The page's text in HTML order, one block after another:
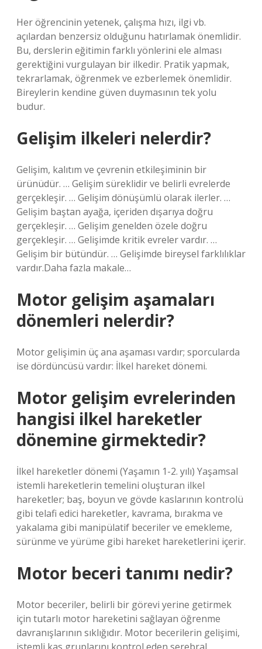
Her öğrencinin yetenek, çalışma hızı, ilgi vb.
açılardan benzersiz olduğunu hatırlamak önemlidir.
Bu, derslerin eğitimin farklı yönlerini ele alması
gerektiğini vurgulayan bir ilkedir. Pratik yapmak,
tekrarlamak, öğrenmek ve ezberlemek önemlidir.
Bireylerin kendine güven duymasının tek yolu
budur.
Gelişim ilkeleri nelerdir?
Gelişim, kalıtım ve çevrenin etkileşiminin bir
ürünüdür. … Gelişim süreklidir ve belirli evrelerde
gerçekleşir. … Gelişim dönüşümlü olarak ilerler. …
Gelişim baştan ayağa, içeriden dışarıya doğru
gerçekleşir. … Gelişim genelden özele doğru
gerçekleşir. … Gelişimde kritik evreler vardır. …
Gelişim bir bütündür. … Gelişimde bireysel farklılıklar
vardır.Daha fazla makale…
Motor gelişim aşamaları
dönemleri nelerdir?
Motor gelişimin üç ana aşaması vardır; sporcularda
ise dördüncüsü vardır: İlkel hareket dönemi.
Motor gelişim evrelerinden
hangisi ilkel hareketler
dönemine girmektedir?
İlkel hareketler dönemi (Yaşamın 1-2. yılı) Yaşamsal
istemli hareketlerin temelini oluşturan ilkel
hareketler; baş, boyun ve gövde kaslarının kontrolü
gibi telafi edici hareketler, kavrama, bırakma ve
yakalama gibi manipülatif beceriler ve emekleme,
sürünme ve yürüme gibi hareket hareketlerini içerir.
Motor beceri tanımı nedir?
Motor beceriler, belirli bir görevi yerine getirmek
için tutarlı motor hareketini sağlayan öğrenme
davranışlarının sıklığıdır. Motor becerilerin gelişimi,